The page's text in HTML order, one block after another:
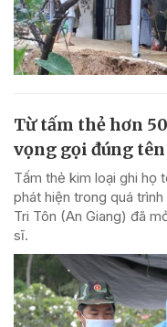
Từ tấm thẻ hơn
vọng gọi đúng
Tấm thẻ kim loại ghi họ
phát hiện trong quá
Tri Tôn (An Giang) đã
sĩ.